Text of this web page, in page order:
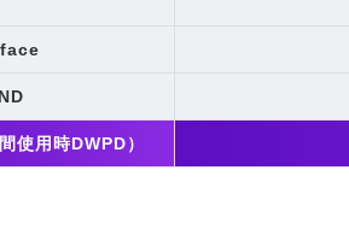
用時DWPD）